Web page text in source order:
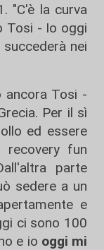
"C'è la curva
Tosi - Io oggi
nei
ancora Tosi -
Per il sì
ed essere
fun
parte
sedere a un
e
ci sono 100
e io oggi mi